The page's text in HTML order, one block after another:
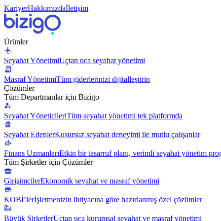
KariyerHakkımızdaİletişim
Ürünler
Seyahat YönetimiUçtan uca seyahat yönetimi
Masraf YönetimiTüm giderlerinizi dijitalleştirin
Çözümler
Tüm Departmanlar için Bizigo
Seyahat YöneticileriTüm seyahat yönetimi tek platformda
Seyahat EdenlerKusursuz seyahat deneyimi ile mutlu çalışanlar
Finans UzmanlarıEtkin bir tasarruf planı, verimli seyahat yönetim
Tüm Şirketler için Çözümler
GirişimcilerEkonomik seyahat ve masraf yönetimi
KOBİ’lerİşletmenizin ihtiyacına göre hazırlanmış özel çözümler
Büyük ŞirketlerUçtan uca kurumsal seyahat ve masraf yönetimi